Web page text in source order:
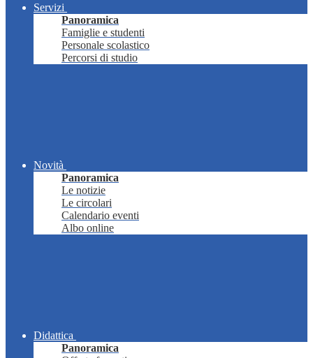
Servizi
Panoramica
Famiglie e studenti
Personale scolastico
Percorsi di studio
Novità
Panoramica
Le notizie
Le circolari
Calendario eventi
Albo online
Didattica
Panoramica